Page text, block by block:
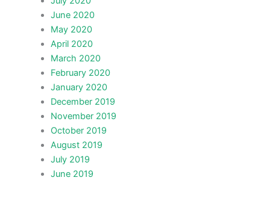
June 2020
May 2020
April 2020
March 2020
February 2020
January 2020
December 2019
November 2019
October 2019
August 2019
July 2019
June 2019